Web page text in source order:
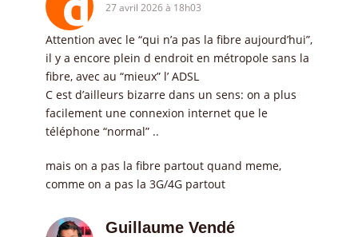
27 avril 2026 à 18h03
Attention avec le “qui n’a pas la fibre aujourd’hui”,
il y a encore plein d endroit en métropole sans la
fibre, avec au “mieux” l’ ADSL
C est d’ailleurs bizarre dans un sens: on a plus
facilement une connexion internet que le
téléphone “normal” ..
mais on a pas la fibre partout quand meme,
comme on a pas la 3G/4G partout
Guillaume Vendé